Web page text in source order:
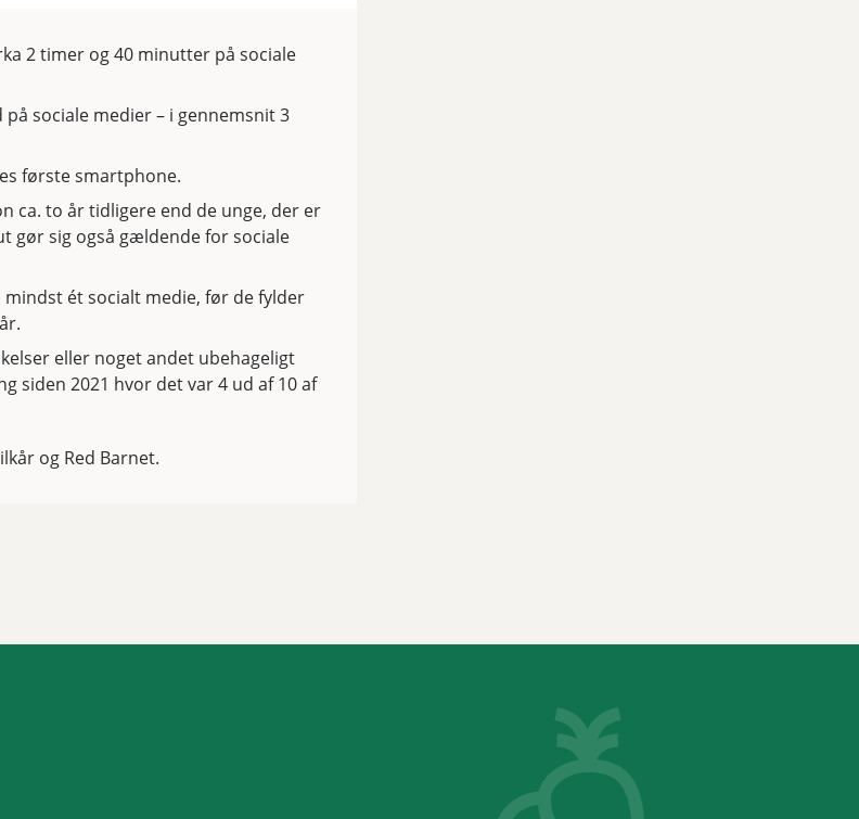
2 timer og 40 minutter på sociale
sociale medier – i gennemsnit 3
første smartphone.
ca. to år tidligere end de unge, der er
gør sig også gældende for sociale
ét socialt medie, før de fylder
eller noget andet ubehageligt
siden 2021 hvor det var 4 ud af 10 af
og Red Barnet.